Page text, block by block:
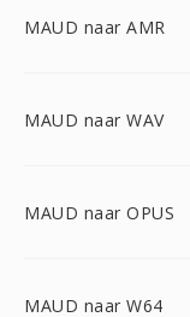
MAUD naar AMR
MAUD naar WAV
MAUD naar OPUS
MAUD naar W64